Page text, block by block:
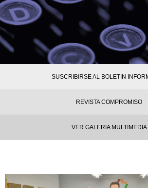
SUSCRIBIRSE AL BOLETIN
REVISTA COMPROMISO
VER GALERIA MULTIMEDIA